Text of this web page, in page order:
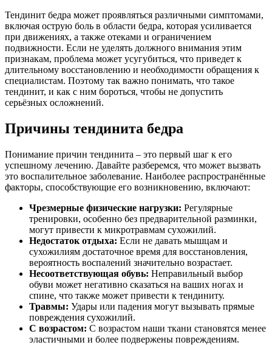
Тендинит бедра может проявляться различными симптомами,
включая острую боль в области бедра, которая усиливается
при движениях, а также отеками и ограничением
подвижности. Если не уделять должного внимания этим
признакам, проблема может усугубиться, что приведет к
длительному восстановлению и необходимости обращения к
специалистам. Поэтому так важно понимать, что такое
тендинит, и как с ним бороться, чтобы не допустить
серьёзных осложнений.
Причины тендинита бедра
Понимание причин тендинита – это первый шаг к его
успешному лечению. Давайте разберемся, что может вызвать
это воспалительное заболевание. Наиболее распространённые
факторы, способствующие его возникновению, включают:
Чрезмерные физические нагрузки: Регулярные
тренировки, особенно без предварительной разминки,
могут привести к микротравмам сухожилий.
Недостаток отдыха: Если не давать мышцам и
сухожилиям достаточное время для восстановления,
вероятность воспалений значительно возрастает.
Несоответствующая обувь: Неправильный выбор
обуви может негативно сказаться на ваших ногах и
спине, что также может привести к тендиниту.
Травмы: Удары или падения могут вызывать прямые
повреждения сухожилий.
С возрастом: С возрастом наши ткани становятся менее
эластичными и более подвержены повреждениям.